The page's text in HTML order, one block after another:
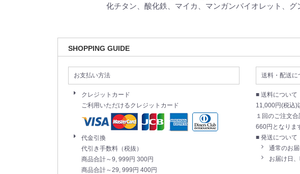
化チタン、酸化鉄、マイカ、マンガンバイオレット、グ
SHOPPING GUIDE
お支払い方法
クレジットカード
ご利用いただけるクレジットカード
代金引換
代引き手数料（税抜）
商品合計～9, 999円 300円
商品合計～29, 999円 400円
送料・配送に
■ 送料について
11,000円(税込)
１回のご注文
660円となりま
■ 発送について
通常のお
お届け日